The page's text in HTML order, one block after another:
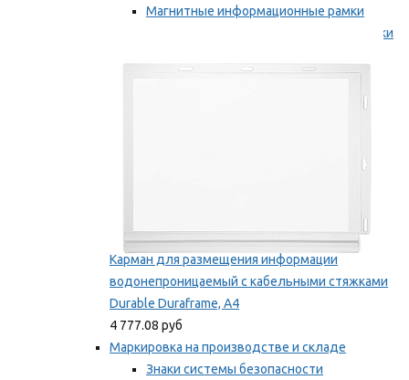
Магнитные информационные рамки
Самоклеящиеся информационные рамки
Карман для размещения информации
водонепроницаемый с кабельными стяжками
Durable Duraframe, А4
4 777.08 руб
Маркировка на производстве и складе
Знаки системы безопасности